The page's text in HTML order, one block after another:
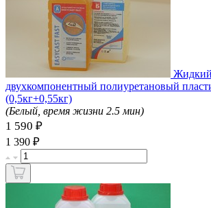
Жидкий
двухкомпонентный полиуретановый
(0,5кг+0,55кг)
(Белый, время жизни 2.5 мин)
1 590 ₽
1 390 ₽